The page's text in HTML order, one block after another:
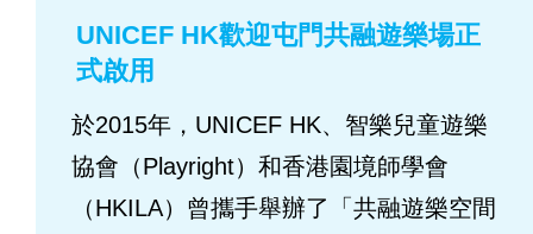
UNICEF HK歡迎屯門共融遊樂場正
式啟用
於2015年，UNICEF HK、智樂兒童遊樂
協會（Playright）和香港園境師學會
（HKILA）曾攜手舉辦了「共融遊樂空間